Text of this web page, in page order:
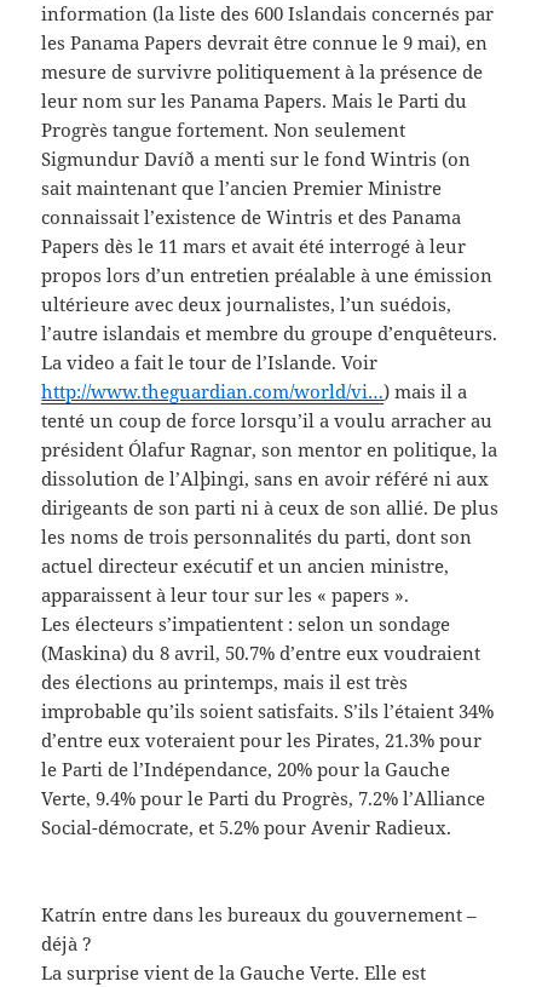
information (la liste des 600 Islandais concernés par
les Panama Papers devrait être connue le 9 mai), en
mesure de survivre politiquement à la présence de
leur nom sur les Panama Papers. Mais le Parti du
Progrès tangue fortement. Non seulement
Sigmundur Davíð a menti sur le fond Wintris (on
sait maintenant que l’ancien Premier Ministre
connaissait l’existence de Wintris et des Panama
Papers dès le 11 mars et avait été interrogé à leur
propos lors d’un entretien préalable à une émission
ultérieure avec deux journalistes, l’un suédois,
l’autre islandais et membre du groupe d’enquêteurs.
La video a fait le tour de l’Islande. Voir
http://www.theguardian.com/world/vi…) mais il a
tenté un coup de force lorsqu’il a voulu arracher au
président Ólafur Ragnar, son mentor en politique, la
dissolution de l’Alþingi, sans en avoir référé ni aux
dirigeants de son parti ni à ceux de son allié. De plus
les noms de trois personnalités du parti, dont son
actuel directeur exécutif et un ancien ministre,
apparaissent à leur tour sur les « papers ».
Les électeurs s’impatientent : selon un sondage
(Maskina) du 8 avril, 50.7% d’entre eux voudraient
des élections au printemps, mais il est très
improbable qu’ils soient satisfaits. S’ils l’étaient 34%
d’entre eux voteraient pour les Pirates, 21.3% pour
le Parti de l’Indépendance, 20% pour la Gauche
Verte, 9.4% pour le Parti du Progrès, 7.2% l’Alliance
Social-démocrate, et 5.2% pour Avenir Radieux.
Katrín entre dans les bureaux du gouvernement –
déjà ?
La surprise vient de la Gauche Verte. Elle est